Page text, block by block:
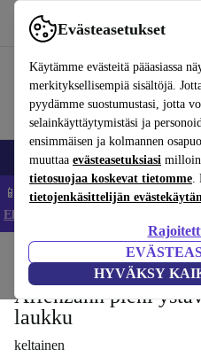
Evästeasetukset
Käytämme evästeitä pääasiassa
merkityksellisempiä sisältöjä.
pyydämme suostumustasi, jotta
selainkäyttäytymistäsi ja
ensimmäisen ja kolmannen
muuttaa evästeasetuksiasi milloin
tietosuojaa koskevat tietomme.
tietojenkäsittelijän
HYVÄKSY
Käytä refurbed-palvelua nopeasti ja
Matkapuhelimet ja älypuhelimet
📱 Säästä 5 % LISÄÄ iPhoneista
Ehdot ja säännöt
Affenzahn pieni
laukku
keltainen